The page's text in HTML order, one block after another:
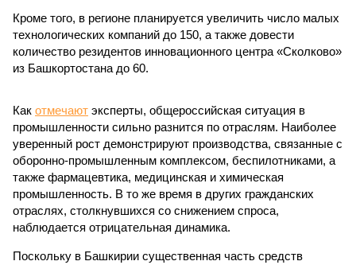
Кроме того, в регионе планируется увеличить число малых
технологических компаний до 150, а также довести
количество резидентов инновационного центра «Сколково»
из Башкортостана до 60.
Как отмечают эксперты, общероссийская ситуация в
промышленности сильно разнится по отраслям. Наиболее
уверенный рост демонстрируют производства, связанные с
оборонно-промышленным комплексом, беспилотниками, а
также фармацевтика, медицинская и химическая
промышленность. В то же время в других гражданских
отраслях, столкнувшихся со снижением спроса,
наблюдается отрицательная динамика.
Поскольку в Башкирии существенная часть средств